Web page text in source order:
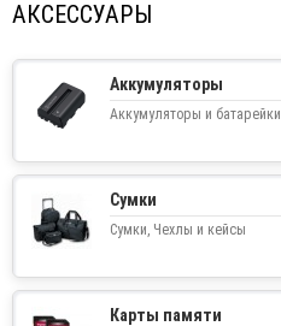
АКСЕССУАРЫ
Аккумуляторы
Аккумуляторы и батарейки
Сумки
Сумки, Чехлы и кейсы
Карты памяти